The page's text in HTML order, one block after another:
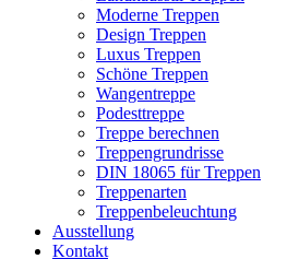
Moderne Treppen
Design Treppen
Luxus Treppen
Schöne Treppen
Wangentreppe
Podesttreppe
Treppe berechnen
Treppengrundrisse
DIN 18065 für Treppen
Treppenarten
Treppenbeleuchtung
Ausstellung
Kontakt